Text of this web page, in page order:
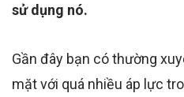
sử dụng nó.
Gần đây bạn có thường
mặt với quá nhiều áp lực